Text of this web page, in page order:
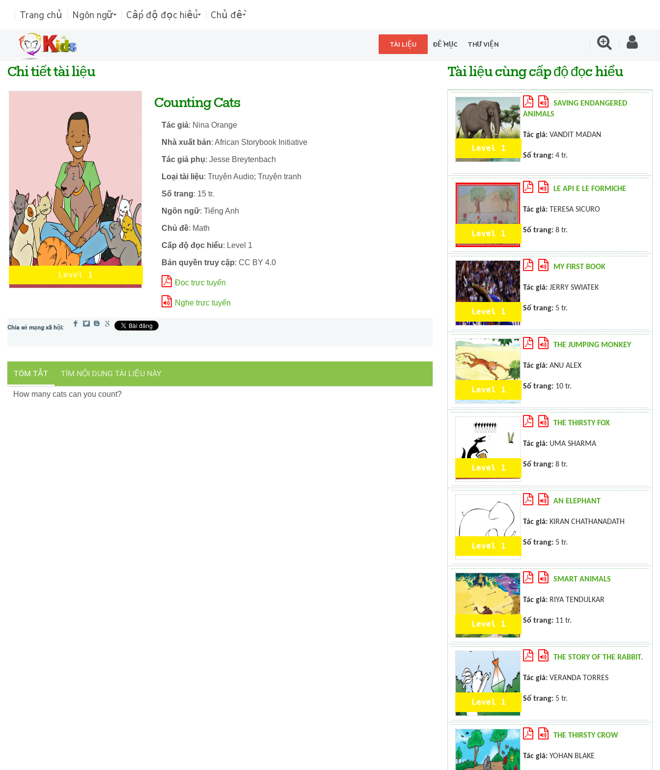
Trang chủ Ngôn ngữ Cấp độ đọc hiểu Chủ đề
TÀI LIỆU ĐỀ MỤC THƯ VIỆN
Chi tiết tài liệu
Level 1
Counting Cats
Tác giả: Nina Orange
Nhà xuất bản: African Storybook Initiative
Tác giả phụ: Jesse Breytenbach
Loại tài liệu: Truyện Audio; Truyện tranh
Số trang: 15 tr.
Ngôn ngữ: Tiếng Anh
Chủ đề: Math
Cấp độ đọc hiểu: Level 1
Bản quyền truy cập: CC BY 4.0
Đọc trực tuyến
Nghe trực tuyến
TÓM TẮT TÌM NỘI DUNG TÀI LIỆU NÀY
How many cats can you count?
Tài liệu cùng cấp độ đọc hiểu
Level 1
SAVING ENDANGERED
ANIMALS
Tác giả: VANDIT MADAN
Số trang: 4 tr.
Level 1
LE API E LE FORMICHE
Tác giả: TERESA SICURO
Số trang: 8 tr.
Level 1
MY FIRST BOOK
Tác giả: JERRY SWIATEK
Số trang: 5 tr.
Level 1
THE JUMPING MONKEY
Tác giả: ANU ALEX
Số trang: 10 tr.
Level 1
THE THIRSTY FOX
Tác giả: UMA SHARMA
Số trang: 8 tr.
Level 1
AN ELEPHANT
Tác giả: KIRAN CHATHANADATH
Số trang: 5 tr.
Level 1
SMART ANIMALS
Tác giả: RIYA TENDULKAR
Số trang: 11 tr.
Level 1
THE STORY OF THE RABBIT.
Tác giả: VERANDA TORRES
Số trang: 5 tr.
THE THIRSTY CROW
Tác giả: YOHAN BLAKE